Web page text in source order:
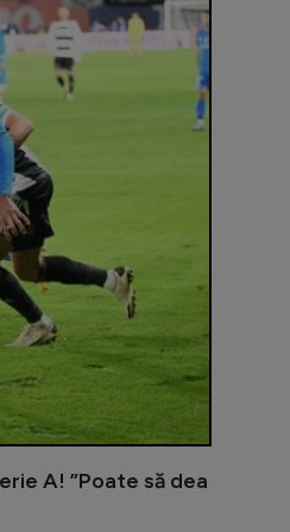
A! ”Poate să dea